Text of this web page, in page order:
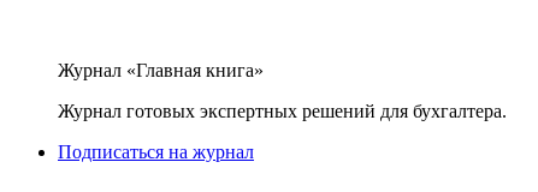
Журнал «Главная книга»
Журнал готовых экспертных решений для бухгалтера.
Подписаться на журнал